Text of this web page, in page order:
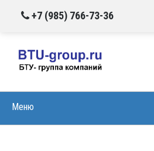
+7 (985) 766-73-36
Меню